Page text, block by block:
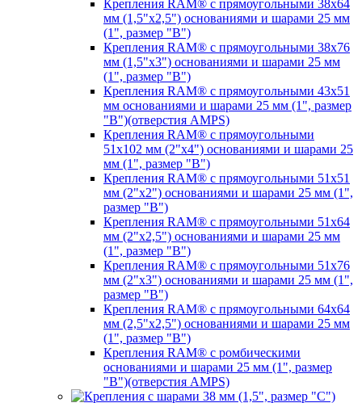
Крепления RAM® с прямоугольными 38х64
мм (1,5"х2,5") основаниями и шарами 25 мм
(1", размер "B")
Крепления RAM® с прямоугольными 38х76
мм (1,5"х3") основаниями и шарами 25 мм
(1", размер "B")
Крепления RAM® с прямоугольными 43x51
мм основаниями и шарами 25 мм (1", размер
"B")(отверстия AMPS)
Крепления RAM® с прямоугольными
51х102 мм (2"х4") основаниями и шарами 25
мм (1", размер "B")
Крепления RAM® с прямоугольными 51х51
мм (2"х2") основаниями и шарами 25 мм (1",
размер "B")
Крепления RAM® с прямоугольными 51х64
мм (2"х2,5") основаниями и шарами 25 мм
(1", размер "B")
Крепления RAM® с прямоугольными 51х76
мм (2"х3") основаниями и шарами 25 мм (1",
размер "B")
Крепления RAM® с прямоугольными 64х64
мм (2,5"х2,5") основаниями и шарами 25 мм
(1", размер "B")
Крепления RAM® с ромбическими
основаниями и шарами 25 мм (1", размер
"B")(отверстия AMPS)